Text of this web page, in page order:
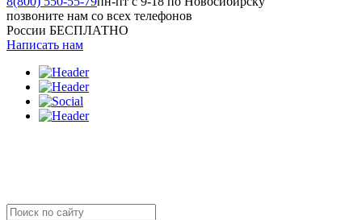
позвоните нам со всех телефонов
России БЕСПЛАТНО
Написать нам